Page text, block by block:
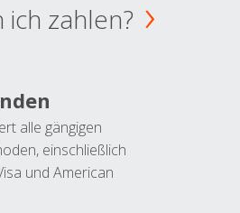
ich zahlen?
alle gängigen
einschließlich
und American